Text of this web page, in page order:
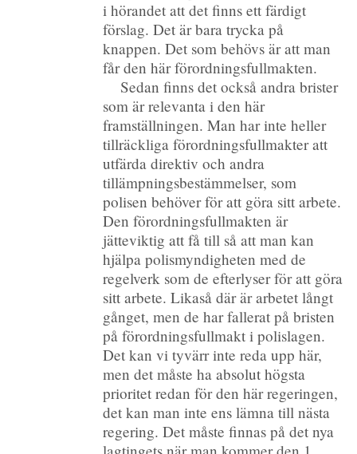
i hörandet att det finns ett färdigt
förslag. Det är bara trycka på
knappen. Det som behövs är att man
får den här förordningsfullmakten.
Sedan finns det också andra brister
som är relevanta i den här
framställningen. Man har inte heller
tillräckliga förordningsfullmakter att
utfärda direktiv och andra
tillämpningsbestämmelser, som
polisen behöver för att göra sitt arbete.
Den förordningsfullmakten är
jätteviktig att få till så att man kan
hjälpa polismyndigheten med de
regelverk som de efterlyser för att göra
sitt arbete. Likaså där är arbetet långt
gånget, men de har fallerat på bristen
på förordningsfullmakt i polislagen.
Det kan vi tyvärr inte reda upp här,
men det måste ha absolut högsta
prioritet redan för den här regeringen,
det kan man inte ens lämna till nästa
regering. Det måste finnas på det nya